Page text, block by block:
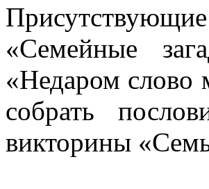
«Семейные
«Недаром слово
собрать
викторины